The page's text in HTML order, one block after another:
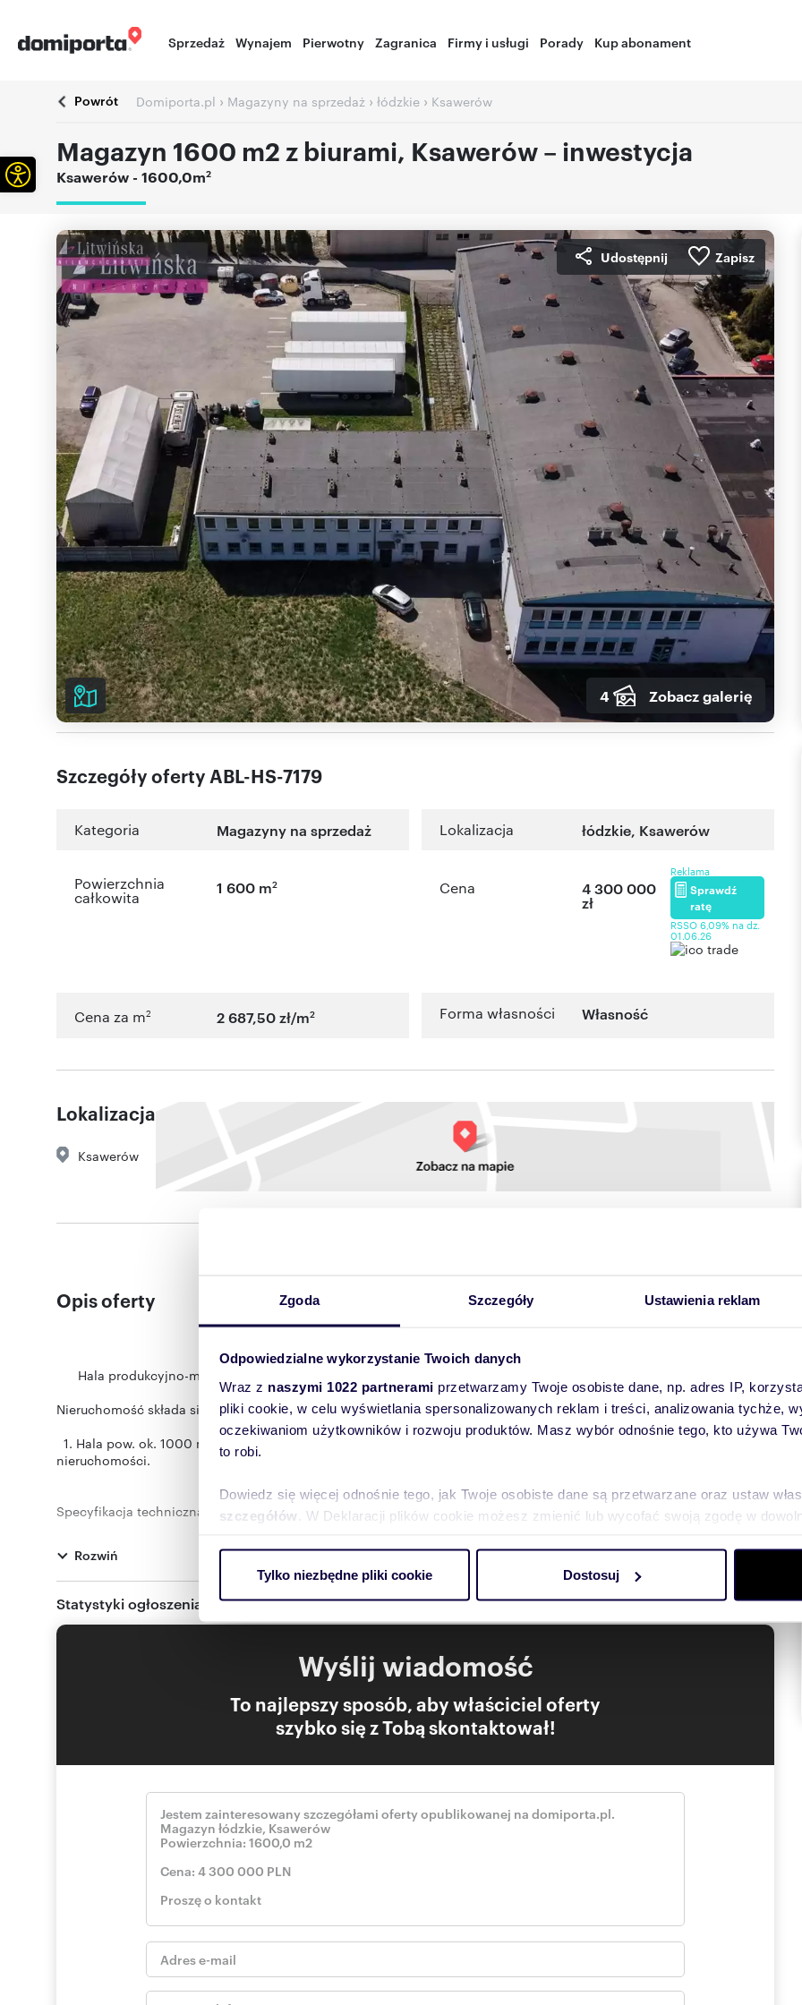
Zgoda Szczegóły Ustawienia reklam
Odpowiedzialne wykorzystanie Twoich danych
Wraz z naszymi 1022 partnerami przetwarzamy Twoje osobiste dane, np. adres IP,
pliki cookie, w celu wyświetlania spersonalizowanych reklam i treści, analizowania tychże,
oczekiwaniom użytkowników i rozwoju produktów. Masz wybór odnośnie tego, kto używa
to robi.
Dowiedz się więcej odnośnie tego, jak Twoje osobiste dane są przetwarzane oraz ustaw
szczegółów . W Deklaracji plików cookie możesz zmienić lub wycofać swoją zgodę w
ruch w naszej witrynie. Informacje o tym, jak korzystasz z naszej witryny, udostępniamy
reklamowym i analitycznym. Partnerzy mogą połączyć te informacje z innymi danymi
uzyskanymi podczas korzystania z ich usług.
Tylko niezbędne pliki cookie Dostosuj
Sprzedaż Wynajem Pierwotny Zagranica Firmy i usługi Porady Kup abonament
Powrót Domiporta.pl › Magazyny na sprzedaż › łódzkie › Ksawerów
Magazyn 1600 m2 z biurami, Ksawerów – inwestycja
Ksawerów - 1600,0m2
Udostępnij Zapisz
4 Zobacz galerię
Szczegóły oferty ABL-HS-7179
Kategoria Magazyny na sprzedaż Lokalizacja łódzkie, Ksawerów
Powierzchnia
całkowita
1 600 m2 Cena 4 300 000
zł
Reklama
Sprawdź
ratę
RSSO 6,09% na dz.
01.06.26
Cena za m2 2 687,50 zł/m2 Forma własności Własność
Lokalizacja
Ksawerów
Opis oferty
Hala produkcyjno-magazynowa z powierzchniami biurowymi do sprzedaży w Ksawerowie.
Nieruchomość składa się z:
1. Hala pow. ok. 1000 m2 parter, na parterze i od frontu na I piętrze biura, tworzą bardzo ładną elewację
nieruchomości.
Specyfikacja techniczna:
- Wysokość składowania: 6 m
- Ogrzewanie: co olejowe
- Kanalizacja: miejska
- Dotychczas wykorzystywana na: produkcja i magazyn.
2. Do hali przynależy drugi budynek 600 m2.:
- parter: 300 m2, obecnie wykorzystywany na działalność produkcyjną
- I piętro: do przystosowania na biura lub inną działalność zgodnie z potrzebami nabywcy.
Instalacje w budynkach :
- ogrzewanie: co olejowe
Teren jest częściowo utwardzony: asfalt, płyty typu jomb, trawnik.
Ogrodzenie: cały teren ogrodzony - siatka.
Nieruchomość zlokalizowana w Ksawerowie w otoczeniu obiektów komercyjnych ok. 1,5 km od ul. Łódzkiej (droga
Otoczenie nieruchomości stanowi w większości zabudowa przemysłowo-usługowa.
Obiekt jest obecnie wynajęty - na działalność produkcyjno-magazynową, jest to nieruchomość dochodowa.
Rozwiń
Statystyki ogłoszenia:
Wyślij wiadomość
To najlepszy sposób, aby właściciel oferty
szybko się z Tobą skontaktował!
Otwórz pasek narzędzi